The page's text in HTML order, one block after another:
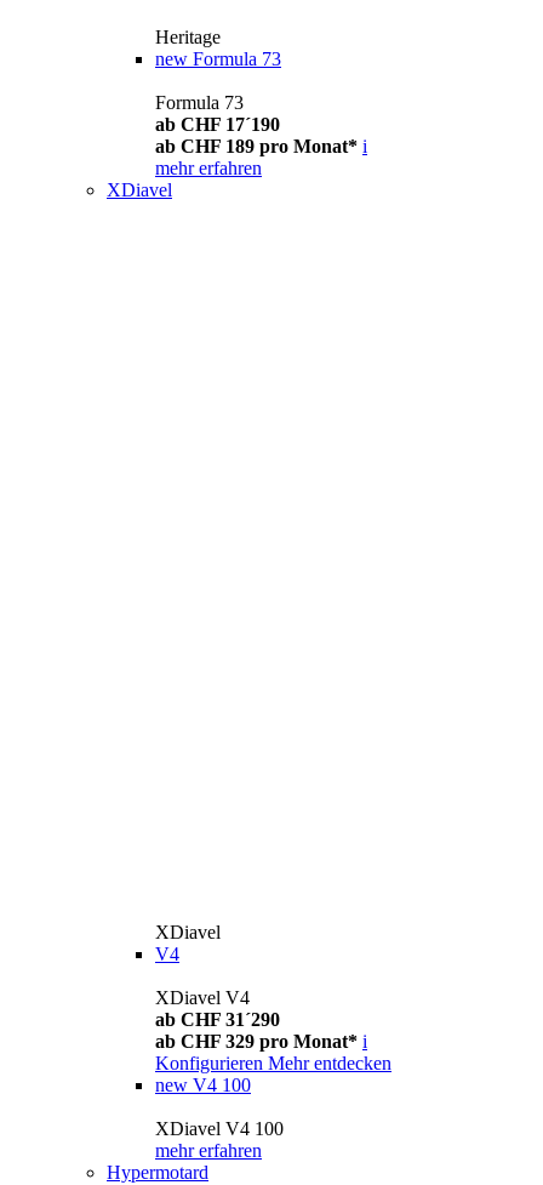
Heritage
new Formula 73
Formula 73
ab CHF 17´190
ab CHF 189 pro Monat* i
mehr erfahren
XDiavel
XDiavel
V4
XDiavel V4
ab CHF 31´290
ab CHF 329 pro Monat* i
Konfigurieren Mehr entdecken
new V4 100
XDiavel V4 100
mehr erfahren
Hypermotard